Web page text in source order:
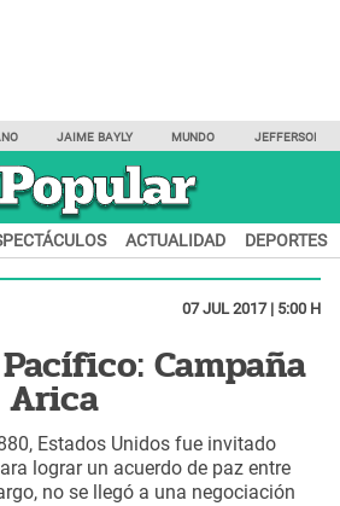
JAIME BAYLY MUNDO JEFFERSON
ACTUALIDAD DEPORTES
07 JUL 2017 | 5:00 H
Campaña
Arica
Estados Unidos fue invitado
lograr un acuerdo de paz entre
no se llegó a una negociación